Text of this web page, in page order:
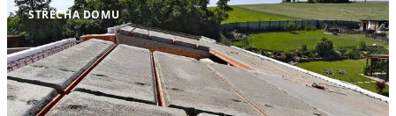
STŘECHA DOMU